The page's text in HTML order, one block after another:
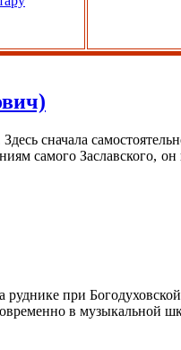
сначала
самого
руднике при
в музыкальной